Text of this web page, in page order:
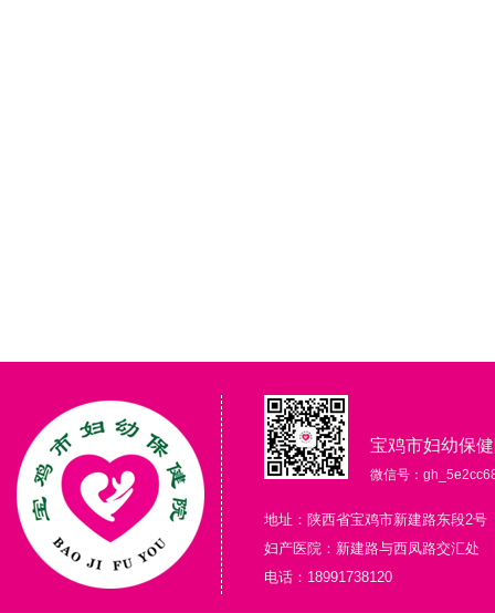
宝鸡市妇幼保
微信号：
地址：陕西省宝鸡市新建路东段2号
妇产医院：新建路与西凤路交汇处
电话：18991738120